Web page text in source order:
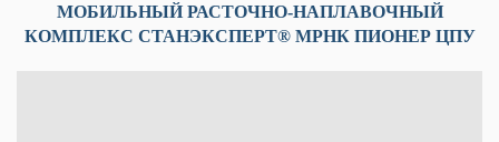
МОБИЛЬНЫЙ РАСТОЧНО-НАПЛАВОЧНЫЙ
КОМПЛЕКС СТАНЭКСПЕРТ® МРНК ПИОНЕР ЦПУ